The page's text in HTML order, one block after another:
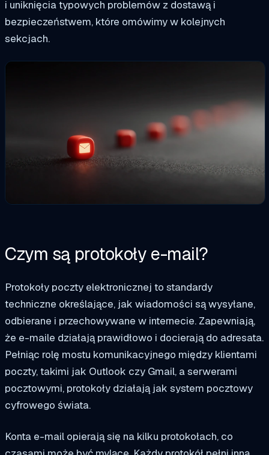
i uniknięcia typowych problemów z dostawą i
bezpieczeństwem, które omówimy w kolejnych
sekcjach.
Czym są protokoły e-mail?
Protokoły poczty elektronicznej to standardy
techniczne określające, jak wiadomości są wysyłane,
odbierane i przechowywane w internecie. Zapewniają,
że e-maile działają prawidłowo i docierają do adresata.
Pełniąc rolę mostu komunikacyjnego między klientami
poczty, takimi jak Outlook czy Gmail, a serwerami
pocztowymi, protokoły działają jak system pocztowy
cyfrowego świata.
Konta e-mail opierają się na kilku protokołach, co